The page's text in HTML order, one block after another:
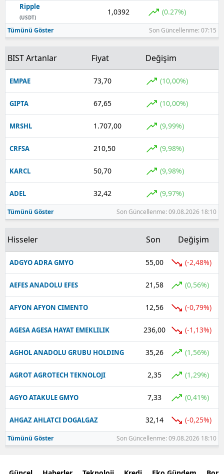
Ripple
(USDT)
1,0392 (0.27%)
Tümünü Göster Son Güncellenme: 07:15
BIST Artanlar Fiyat Değişim
EMPAE 73,70 (10,00%)
GIPTA 67,65 (10,00%)
MRSHL 1.707,00 (9,99%)
CRFSA 210,50 (9,98%)
KARCL 50,70 (9,98%)
ADEL 32,42 (9,97%)
Tümünü Göster Son Güncellenme: 09.08.2026 18:10
Hisseler Son Değişim
ADGYO ADRA GMYO 55,00 (-2,48%)
AEFES ANADOLU EFES 21,58 (0,56%)
AFYON AFYON CIMENTO 12,56 (-0,79%)
AGESA AGESA HAYAT EMEKLILIK 236,00 (-1,13%)
AGHOL ANADOLU GRUBU HOLDING 35,26 (1,56%)
AGROT AGROTECH TEKNOLOJI 2,35 (1,29%)
AGYO ATAKULE GMYO 7,33 (0,41%)
AHGAZ AHLATCI DOGALGAZ 32,14 (-0,25%)
Tümünü Göster Son Güncellenme: 09.08.2026 18:10